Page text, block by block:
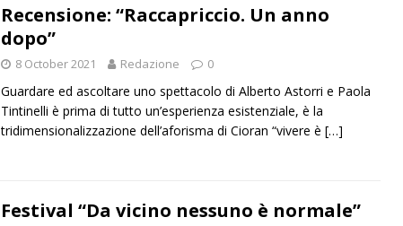
Recensione: “Raccapriccio. Un anno
dopo”
8 October 2021 Redazione 0
Guardare ed ascoltare uno spettacolo di Alberto Astorri e Paola
Tintinelli è prima di tutto un’esperienza esistenziale, è la
tridimensionalizzazione dell’aforisma di Cioran “vivere è […]
Festival “Da vicino nessuno è normale”